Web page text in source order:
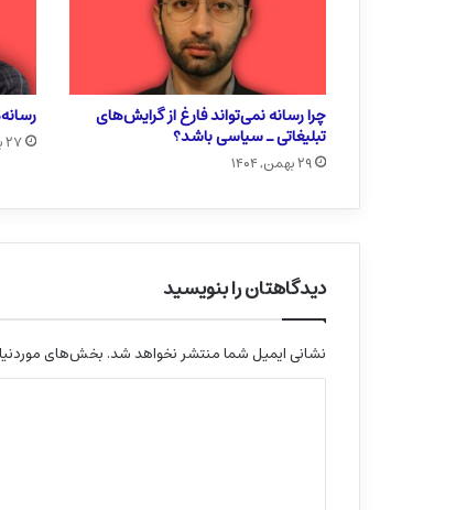
چرا رسانه نمی‌تواند فارغ از گرایش‌های
تبلیغاتی ـ سیاسی باشد؟
۲۹ بهمن, ۱۴۰۴
۲۷ بهمن, ۱۴۰۴
دیدگاهتان را بنویسید
نشانی ایمیل شما منتشر نخواهد شد. بخش‌های